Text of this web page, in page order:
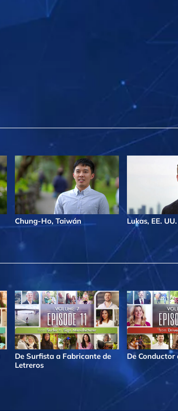
Chung-Ho, Taiwán Lukas, EE. UU.
De Surfista a Fabricante de
Letreros
De Conductor